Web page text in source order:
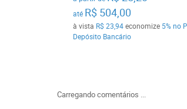
até R$ 504,00
à vista R$ 23,94economize 5% no
Depósito Bancário
Carregando comentários ...